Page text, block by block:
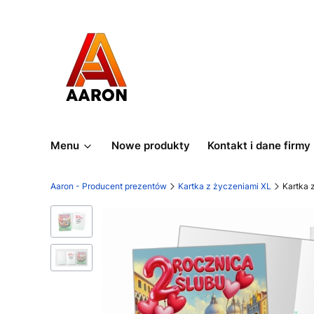
Menu Nowe produkty Kontakt i dane firmy
Aaron - Producent prezentów Kartka z życzeniami XL Kartka